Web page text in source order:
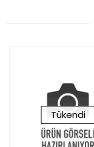
Tükendi